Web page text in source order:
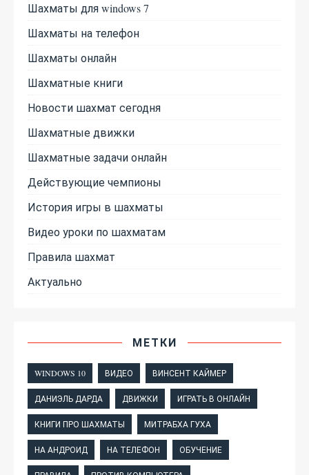
Шахматы для windows 7
Шахматы на телефон
Шахматы онлайн
Шахматные книги
Новости шахмат сегодня
Шахматные движки
Шахматные задачи онлайн
Действующие чемпионы
История игры в шахматы
Видео уроки по шахматам
Правила шахмат
Актуально
МЕТКИ
WINDOWS 10 ВИДЕО ВИНСЕНТ КАЙМЕР
ДАНИЭЛЬ ДАРДА ДВИЖКИ ИГРАТЬ В ОНЛАЙН
КНИГИ ПРО ШАХМАТЫ МИТРАБХА ГУХА
НА АНДРОИД НА ТЕЛЕФОН ОБУЧЕНИЕ